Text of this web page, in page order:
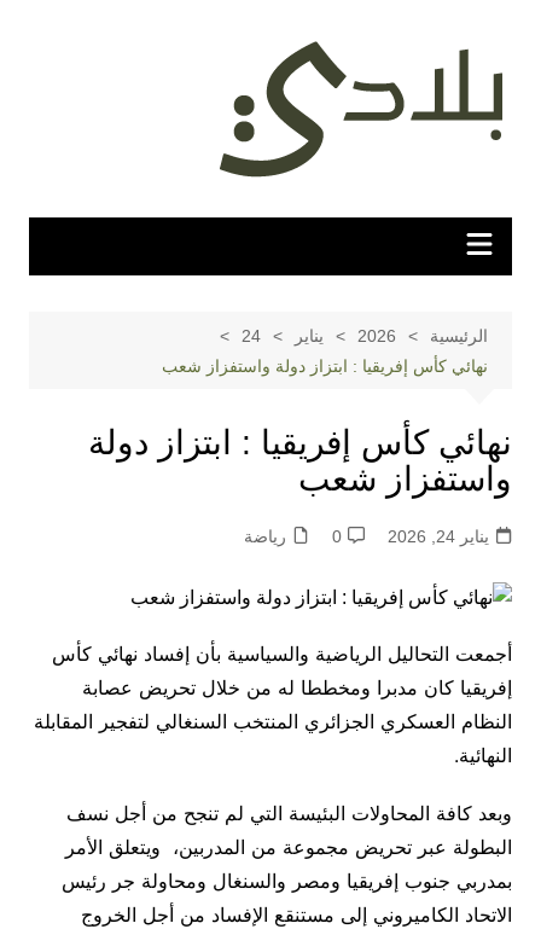
المحتوى
الرئيسية 2026 يناير
24
نهائي كأس إفريقيا : ابتزاز دولة واستفزاز شعب
نهائي كأس إفريقيا : ابتزاز دولة
واستفزاز شعب
يناير 24, 2026 0 رياضة
أجمعت التحاليل الرياضية والسياسية بأن إفساد نهائي كأس
إفريقيا كان مدبرا ومخططا له من خلال تحريض عصابة
النظام العسكري الجزائري المنتخب السنغالي لتفجير المقابلة
النهائية.
وبعد كافة المحاولات البئيسة التي لم تنجح من أجل نسف
البطولة عبر تحريض مجموعة من المدربين، ويتعلق الأمر
بمدربي جنوب إفريقيا ومصر والسنغال ومحاولة جر رئيس
الاتحاد الكاميروني إلى مستنقع الإفساد من أجل الخروج